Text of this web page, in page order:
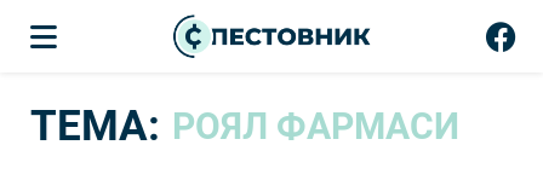
ТЕМА: РОЯЛ ФАРМАСИ